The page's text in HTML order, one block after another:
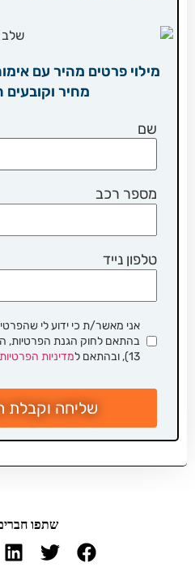
מחיר וקובעים
שם
מספר רכב
טלפון נייד
אני מאשר/ת כי ידוע לי
13), ובהתאם ל
מדיניות הפרטיות
שליחה וקבלת
שתפו